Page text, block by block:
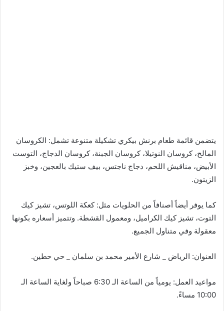
يتضمن قائمة طعام برنش بيكري تشكيلة متنوعة تشمل: الكروسان
المالح، كروسان النوتيلا، كروسان الجبنة، كروسان الدجاج، التوست
الأبيض، مناقيش اللحم، دجاج ناجتس، بيف ستيك بالعجين، وخبز
الزيتون.
كما يوفر أيضاً أصنافاً من الحلويات مثل: كعكة اللوتس، تشيز كيك
التوت، تشيز كيك الكراميل، ومعمول القشطة. وتتميز أسعاره بكونها
معقولة وفي متناول الجميع.
العنوان: الرياض _ شارع الأمير محمد بن سلمان _ حي حطين.
مواعيد العمل: يومياً من الساعة الـ 6:30 صباحاً ولغاية الساعة الـ
10:00 مساءً.